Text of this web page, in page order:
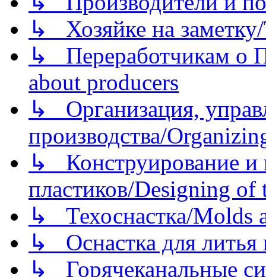
↳ Хозяйке на
↳ Переработчикам о
about producers
↳ Организация,
производства/
↳ Конструирование и
пластиков/Designing of
↳ Техоснастка/Molds
↳ Оснастка для литья
↳ Горячеканальные